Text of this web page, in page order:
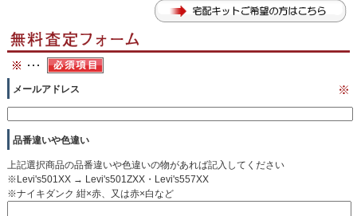
メールアドレス ※
品番違いや色違い
上記選択商品の品番違いや色違いの物があれば記入してください
※Levi's501XX → Levi's501ZXX・Levi's557XX
※ナイキダンク 紺×赤、又は赤×白など